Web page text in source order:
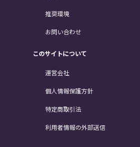
推奨環境
お問い合わせ
このサイトについて
運営会社
個人情報保護方針
特定商取引法
利用者情報の外部送信